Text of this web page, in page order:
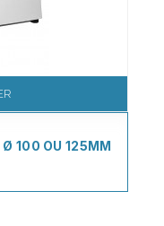
100 OU 125MM